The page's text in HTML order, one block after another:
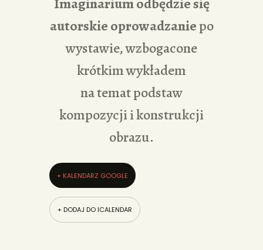
Imaginarium odbędzie się
autorskie oprowadzaniepo
wystawie, wzbogacone
krótkim wykładem
na temat podstaw
kompozycji i konstrukcji
obrazu.
+ KALENDARZ GOOGLE
+ DODAJ DO ICALENDAR